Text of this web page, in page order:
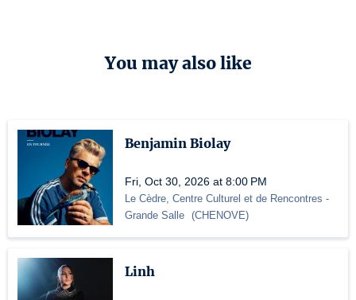
You may also like
Benjamin Biolay
Fri, Oct 30, 2026 at 8:00 PM
Le Cèdre, Centre Culturel et de Rencontres -
Grande Salle (CHENOVE)
Linh